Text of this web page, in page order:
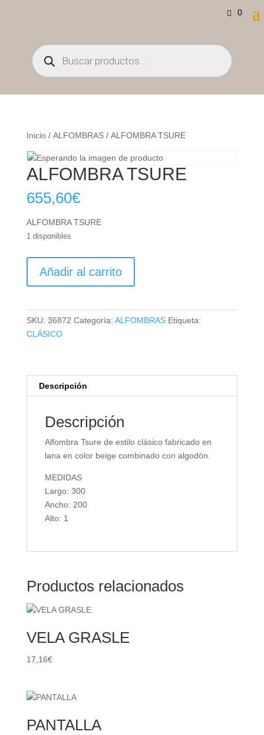
0
Búsqueda
de
productos
Inicio/ ALFOMBRAS/ ALFOMBRA TSURE
ALFOMBRA TSURE
655,60€
ALFOMBRA TSURE
1 disponibles
TSURE
Añadir al carrito
SKU: 36872 Categoría: ALFOMBRAS Etiqueta:
CLÁSICO
Descripción
Descripción
Alfombra Tsure de estilo clásico fabricado en
lana en color beige combinado con algodón.
MEDIDAS
Largo: 300
Ancho: 200
Alto: 1
Productos relacionados
VELA GRASLE
17,16€
PANTALLA